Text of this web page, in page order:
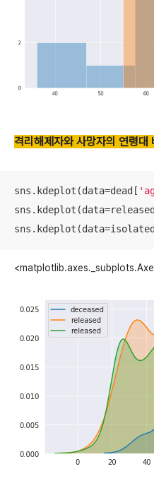
격리해제자와 사망자의 연령대
sns.kdeplot(data=dead[